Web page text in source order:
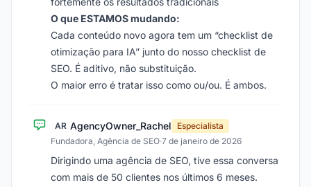
O que ESTAMOS mudando:
Cada conteúdo novo agora tem um “checklist de
otimização para IA” junto do nosso checklist de
SEO. É aditivo, não substituição.
O maior erro é tratar isso como ou/ou. É ambos.
AR AgencyOwner_Rachel
Especialista
Fundadora, Agência de SEO·7 de janeiro de 2026
Dirigindo uma agência de SEO, tive essa conversa
com mais de 50 clientes nos últimos 6 meses.